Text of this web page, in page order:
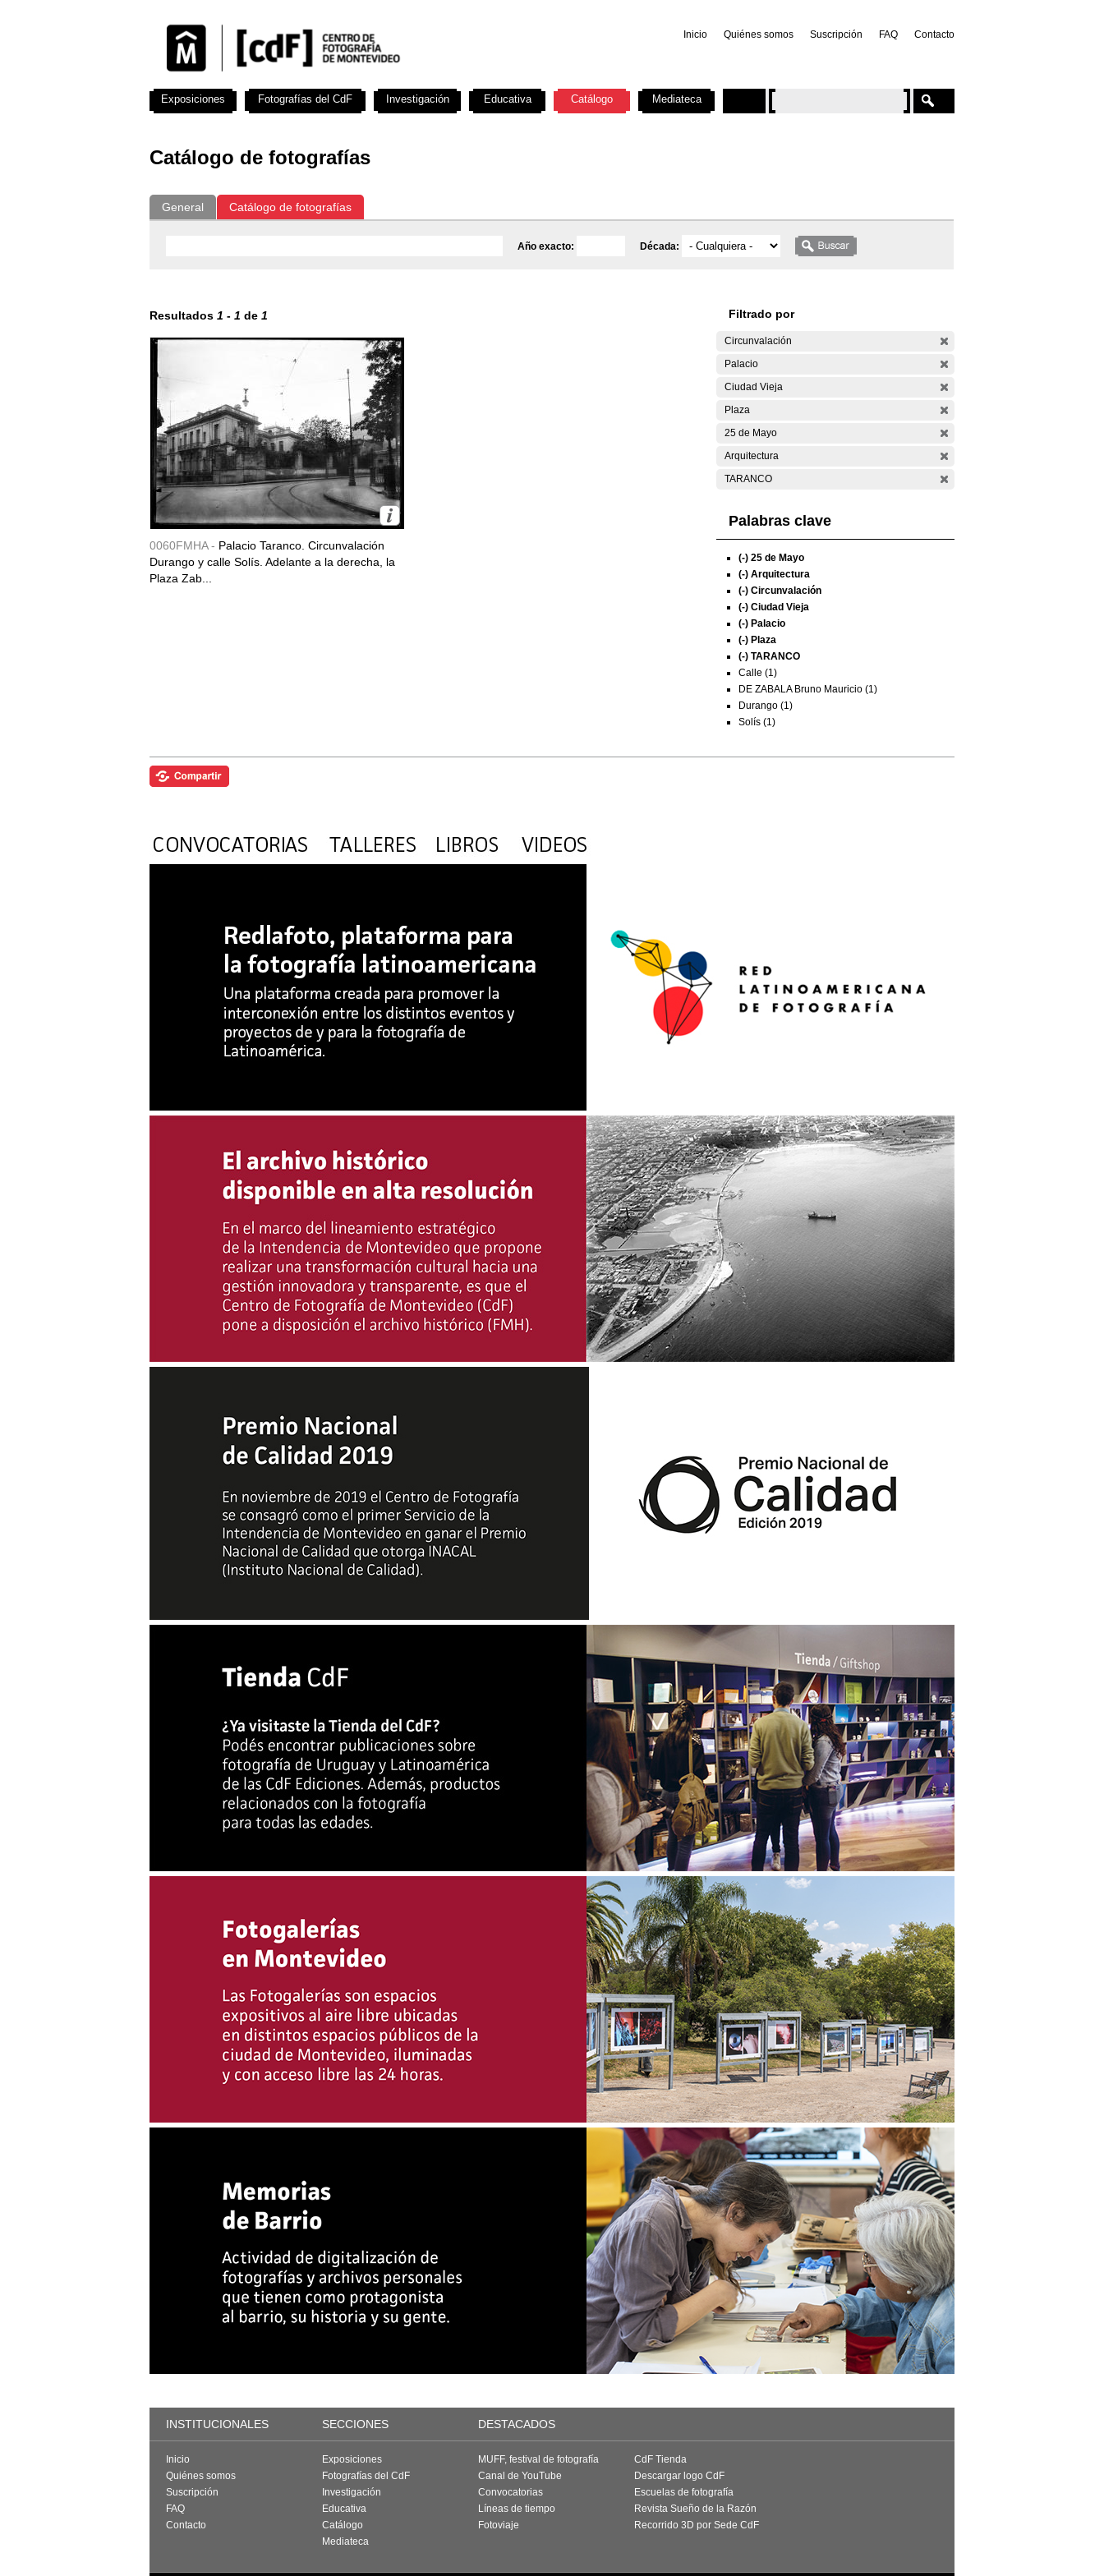
Inicio Quiénes somos Suscripción FAQ Contacto
Catálogo de fotografías
General Catálogo de fotografías
Año exacto: Década:
Resultados 1 - 1 de 1
0060FMHA - Palacio Taranco. Circunvalación
Durango y calle Solís. Adelante a la derecha, la
Plaza Zab...
Filtrado por
Circunvalación
Palacio
Ciudad Vieja
Plaza
25 de Mayo
Arquitectura
TARANCO
Palabras clave
(-) 25 de Mayo
(-) Arquitectura
(-) Circunvalación
(-) Ciudad Vieja
(-) Palacio
(-) Plaza
(-) TARANCO
Calle (1)
DE ZABALA Bruno Mauricio (1)
Durango (1)
Solís (1)
Exposiciones Fotografías del CdF Investigación Educativa Catálogo Mediateca
INSTITUCIONALES SECCIONES DESTACADOS
Inicio
Quiénes somos
Suscripción
FAQ
Contacto
Exposiciones
Fotografías del CdF
Investigación
Educativa
Catálogo
Mediateca
MUFF, festival de fotografía
Canal de YouTube
Convocatorias
Líneas de tiempo
Fotoviaje
CdF Tienda
Descargar logo CdF
Escuelas de fotografía
Revista Sueño de la Razón
Recorrido 3D por Sede CdF